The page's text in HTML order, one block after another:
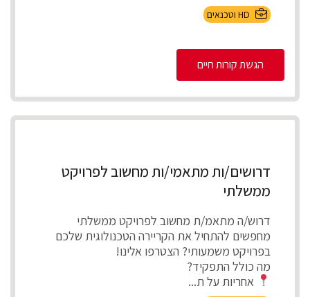
HD וטכנאים
הגשת קורות חיים
דרושים/ות מתאמי/ות מחשוב לפרויקט
ממשלתי
דרוש/ה מתאמ/ת מחשוב לפרויקט ממשלתי
מחפשים להתחיל את הקריירה הטכנולוגית שלכם
בפרויקט משמעותי? הצטרפו אלינו!
מה כולל התפקיד?
אחריות על ת...